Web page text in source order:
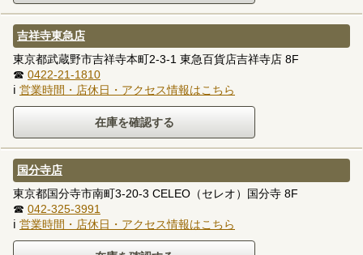
吉祥寺東急店
東京都武蔵野市吉祥寺本町2-3-1 東急百貨店吉祥寺店 8F
☎ 0422-21-1810
ℹ 営業時間・店休日・アクセス情報はこちら
国分寺店
東京都国分寺市南町3-20-3 CELEO（セレオ）国分寺 8F
☎ 042-325-3991
ℹ 営業時間・店休日・アクセス情報はこちら